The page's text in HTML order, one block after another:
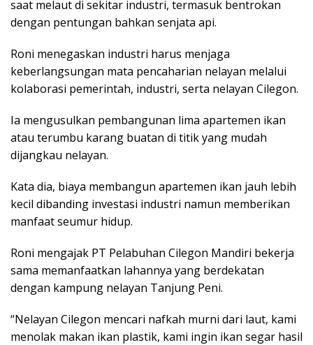
saat melaut di sekitar industri, termasuk bentrokan
dengan pentungan bahkan senjata api.
Roni menegaskan industri harus menjaga
keberlangsungan mata pencaharian nelayan melalui
kolaborasi pemerintah, industri, serta nelayan Cilegon.
Ia mengusulkan pembangunan lima apartemen ikan
atau terumbu karang buatan di titik yang mudah
dijangkau nelayan.
Kata dia, biaya membangun apartemen ikan jauh lebih
kecil dibanding investasi industri namun memberikan
manfaat seumur hidup.
Roni mengajak PT Pelabuhan Cilegon Mandiri bekerja
sama memanfaatkan lahannya yang berdekatan
dengan kampung nelayan Tanjung Peni.
“Nelayan Cilegon mencari nafkah murni dari laut, kami
menolak makan ikan plastik, kami ingin ikan segar hasil